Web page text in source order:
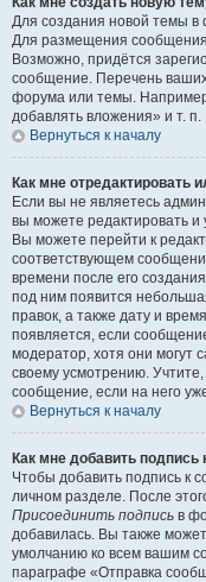
Для создания новой темы
Для размещения
Возможно, придётся
сообщение. Перечень
форума или темы.
добавлять вложения» и т. п.
Вернуться к началу
Как мне отредактировать
Если вы не являетесь
вы можете редактировать и
Вы можете перейти к
соответствующем
времени после его
под ним появится
правок, а также дату и
появляется, если
модератор, хотя они могут
своему усмотрению.
сообщение, если на него
Вернуться к началу
Как мне добавить
Чтобы добавить подпись к
личном разделе. После
Присоединить подпись в
добавилась. Вы также
умолчанию ко всем вашим
параграфе «Отправка